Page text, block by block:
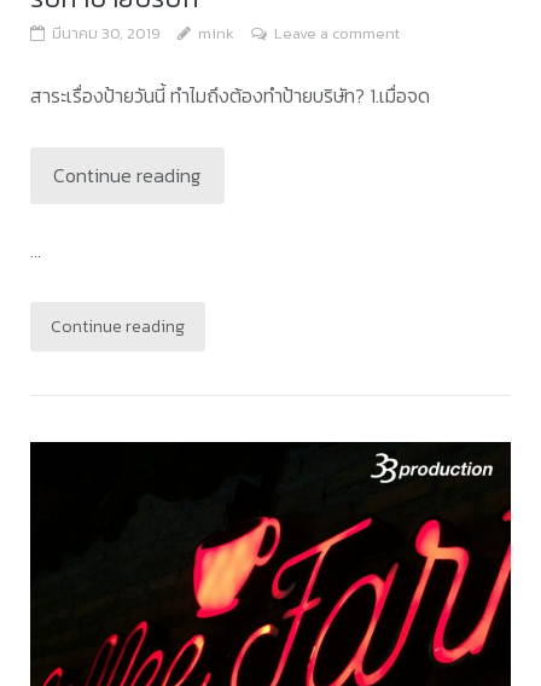
มีนาคม 30, 2019 mink Leave a comment
สาระเรื่องป้ายวันนี้ ทำไมถึงต้องทำป้ายบริษัท? 1.เมื่อจด
Continue reading
...
Continue reading